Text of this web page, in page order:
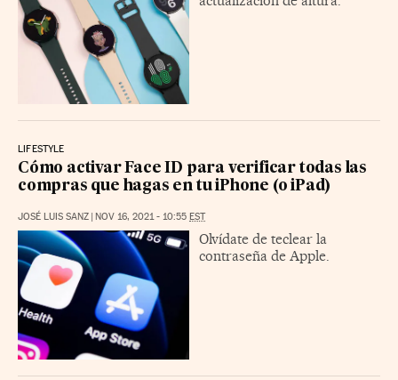
LIFESTYLE
Cómo activar Face ID para verificar todas las
compras que hagas en tu iPhone (o iPad)
JOSÉ LUIS SANZ NOV 16, 2021 - 10:55 EST
Olvídate de teclear la
contraseña de Apple.